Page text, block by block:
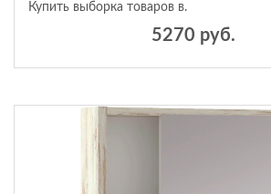
Купить выборка товаров в.
5270 руб.